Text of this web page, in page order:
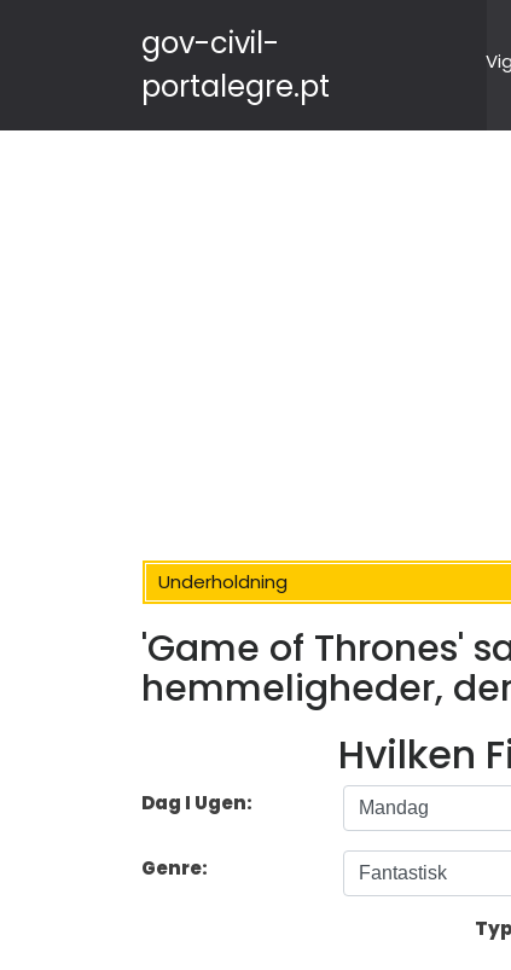
gov-civil-
portalegre.pt
Underholdning
'Game of Thrones'
hemmeligheder,
Hvilken
Dag I Ugen:
Genre: